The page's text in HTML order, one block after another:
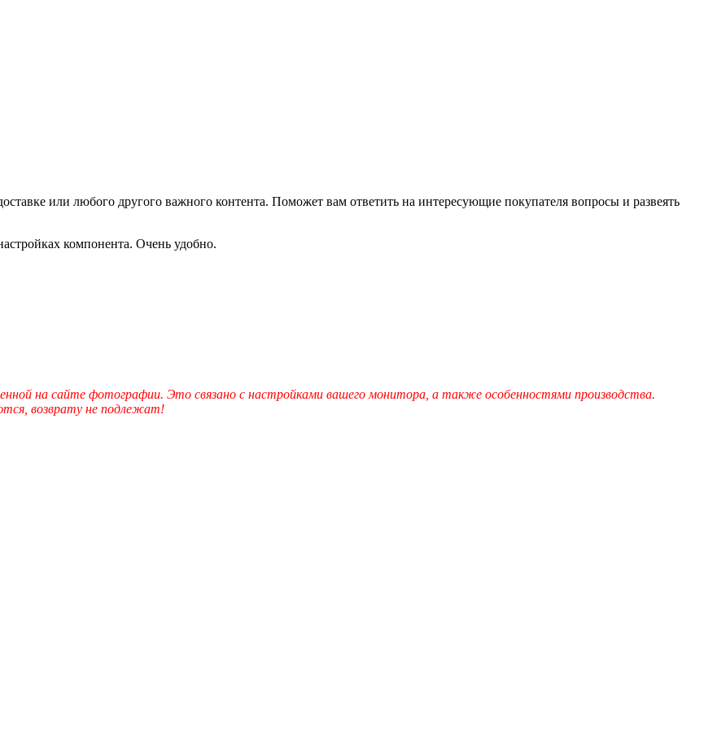
или любого другого важного контента. Поможет вам ответить на интересующие покупателя вопросы и развеять
компонента. Очень удобно.
на сайте фотографии. Это связано с настройками вашего монитора, а также особенностями производства.
возврату не подлежат!